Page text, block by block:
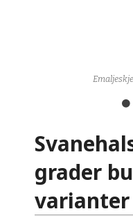
grader
varianter